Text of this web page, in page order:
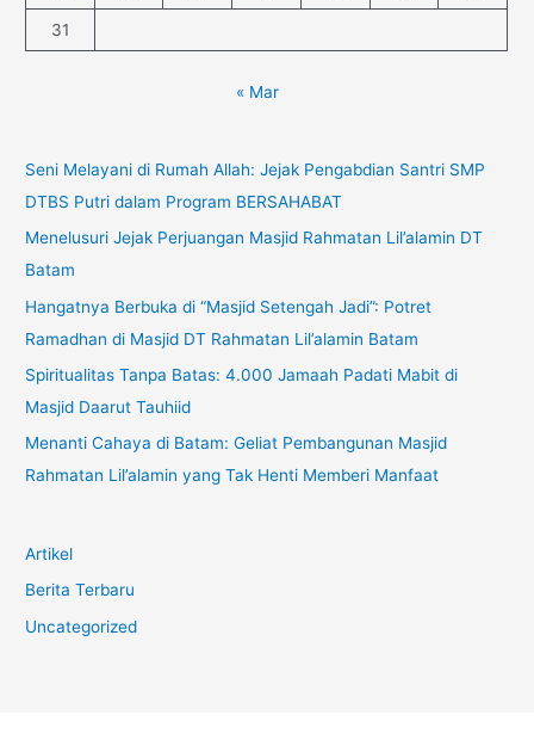
31
« Mar
Seni Melayani di Rumah Allah: Jejak Pengabdian Santri SMP
DTBS Putri dalam Program BERSAHABAT
Menelusuri Jejak Perjuangan Masjid Rahmatan Lil’alamin DT
Batam
Hangatnya Berbuka di “Masjid Setengah Jadi”: Potret
Ramadhan di Masjid DT Rahmatan Lil’alamin Batam
Spiritualitas Tanpa Batas: 4.000 Jamaah Padati Mabit di
Masjid Daarut Tauhiid
Menanti Cahaya di Batam: Geliat Pembangunan Masjid
Rahmatan Lil’alamin yang Tak Henti Memberi Manfaat
Artikel
Berita Terbaru
Uncategorized